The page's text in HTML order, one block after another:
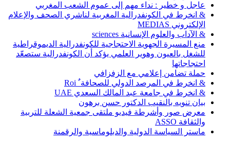
عاجل و خطير : نداء مهم إلى عموم الشعب المغربي
& انخرط في الكونفدرالية المغربية لناشري الصحف والإعلام
الإلكتروني MEDIAS
& الآداب والعلوم الإنسانية sciences
منع المسيرة الجهوية الاحتجاجية للكونفدرالية الديموقراطية
للشغل بالعيون وهوير العلمي يؤكد أن الكونفدرالية ستصعّد
احتجاجاتها
حملة تضامن إعلامي مع الزفزافي
& انخرط في المرصد الدولي للصحافة ٌ Roi
& انخرط في جامعة عبد المالك السعدي UAE
بيان تنويه بالنقيب الدكتور حسن برهون
معرض صور وأشرطة فيديو ملتقى جمعية الشعلة للتربية
والثقافة ASSO
ماستر السياسة الدولية والدبلوماسية والرقمنة